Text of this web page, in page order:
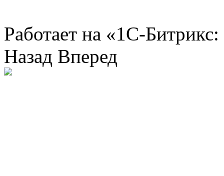
Работает на «1С-
Назад Вперед